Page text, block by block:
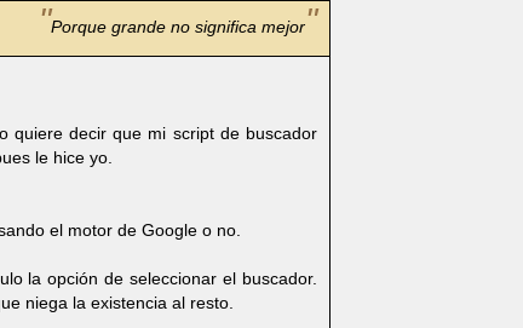
Porque grande no significa mejor
quiere decir que mi script de buscador
le hice yo.
el motor de Google o no.
la opción de seleccionar el buscador.
niega la existencia al resto.